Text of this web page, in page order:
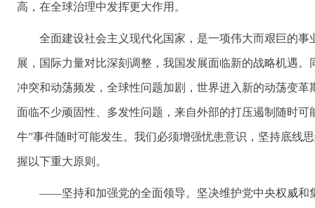
高，在全球治理中发挥更大作用。
全面建设社会主义现代化国家，是一项伟大而艰巨的
展，国际力量对比深刻调整，我国发展面临新的战略机遇
冲突和动荡频发，全球性问题加剧，世界进入新的动荡变
面临不少顽固性、多发性问题，来自外部的打压遏制随时
牛”事件随时可能发生。我们必须增强忧患意识，坚持底线
握以下重大原则。
——坚持和加强党的全面领导。坚决维护党中央权威和